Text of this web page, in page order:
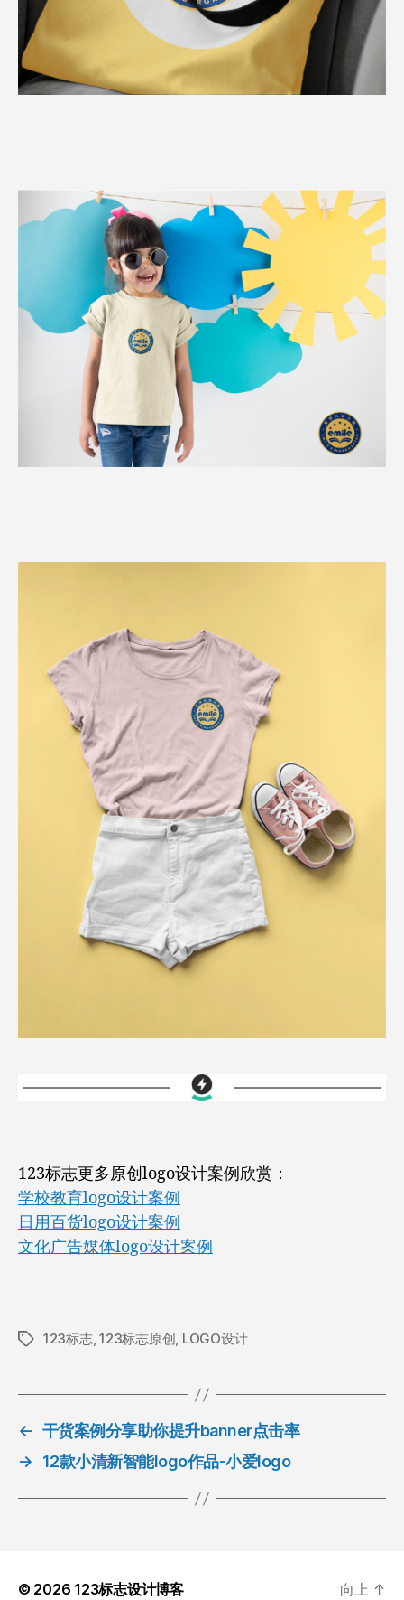
123标志更多原创logo设计案例欣赏：
学校教育logo设计案例
日用百货logo设计案例
文化广告媒体logo设计案例
标
123标志,123标志原创 , LOGO设计
← 干货案例分享助你提升banner点击率
→
12款小清新智能logo作品-小爱logo
© 2026 123标志设计博客 向上 ↑